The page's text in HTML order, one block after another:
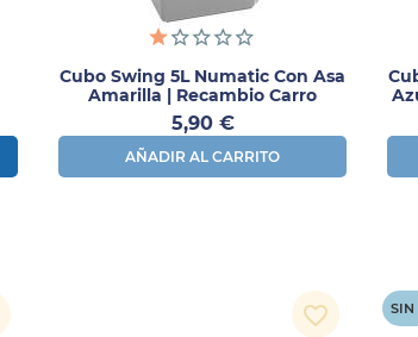
Cubo Swing 5L Numatic Con Asa
Amarilla | Recambio Carro
Limpieza
Precio
5,90 €
AÑADIR AL CARRITO
favorite_border SIN